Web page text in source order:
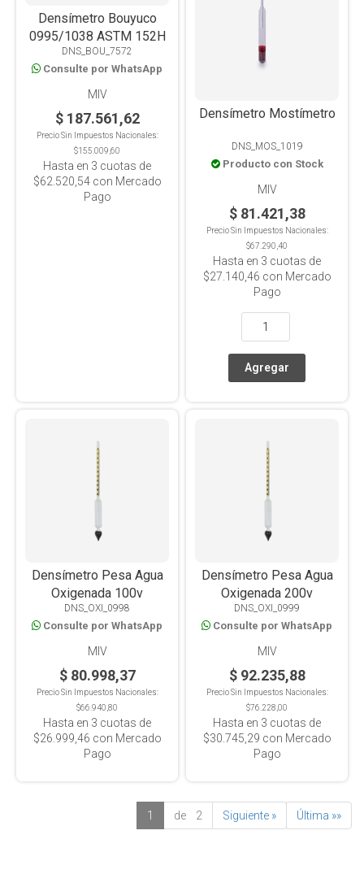
Densímetro Bouyuco
0995/1038 ASTM 152H
DNS_BOU_7572
Consulte por WhatsApp
MIV
$ 187.561,62
Precio Sin Impuestos Nacionales:
$155.009,60
Hasta en 3 cuotas de
$62.520,54con Mercado
Pago
Densímetro Mostímetro
DNS_MOS_1019
Producto con Stock
MIV
$ 81.421,38
Precio Sin Impuestos Nacionales:
$67.290,40
Hasta en 3 cuotas de
$27.140,46 con Mercado
Pago
Densímetro Pesa Agua
Oxigenada 100v
DNS_OXI_0998
Consulte por WhatsApp
MIV
$ 80.998,37
Precio Sin Impuestos Nacionales:
$66.940,80
Hasta en 3 cuotas de
$26.999,46 con Mercado
Pago
Densímetro Pesa Agua
Oxigenada 200v
DNS_OXI_0999
Consulte por WhatsApp
MIV
$ 92.235,88
Precio Sin Impuestos Nacionales:
$76.228,00
Hasta en 3 cuotas de
$30.745,29 con Mercado
Pago
1 de 2 Siguiente » Última »»